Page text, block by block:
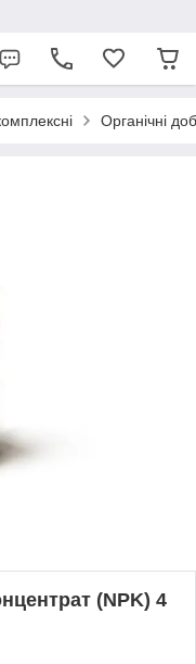
Органічні
(NPK) 4